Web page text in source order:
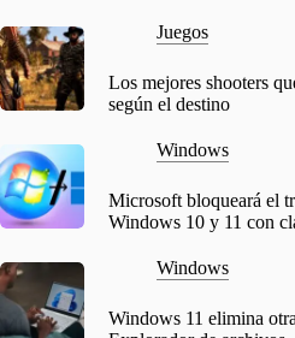
Juegos
Los mejores shooters
según el destino
Windows
Microsoft bloqueará el
Windows 10 y 11 con
Windows
Windows 11 elimina